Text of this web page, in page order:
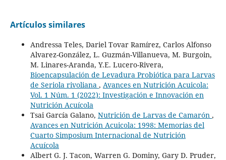
Artículos similares
Andressa Teles, Dariel Tovar Ramírez, Carlos Alfonso
Alvarez-González, L. Guzmán-Villanueva, M. Burgoin,
M. Linares-Aranda, Y.E. Lucero-Rivera,
Bioencapsulación de Levadura Probiótica para Larvas
de Seriola rivoliana , Avances en Nutrición Acuicola:
Vol. 1 Núm. 1 (2022): Investigación e Innovación en
Nutrición Acuícola
Tsai García Galano, Nutrición de Larvas de Camarón ,
Avances en Nutrición Acuicola: 1998: Memorias del
Cuarto Simposium Internacional de Nutrición
Acuícola
Albert G. J. Tacon, Warren G. Dominy, Gary D. Pruder,